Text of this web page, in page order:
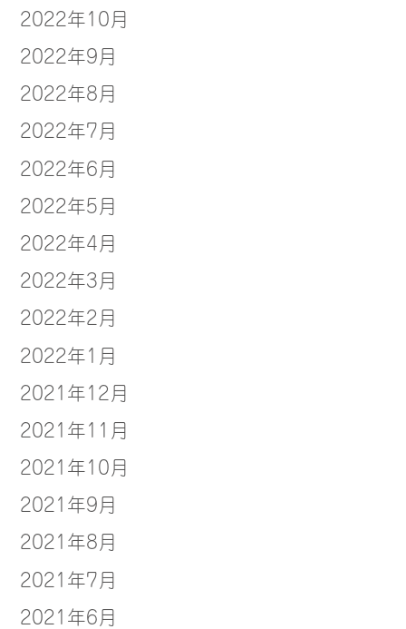
2022年10月
2022年9月
2022年8月
2022年7月
2022年6月
2022年5月
2022年4月
2022年3月
2022年2月
2022年1月
2021年12月
2021年11月
2021年10月
2021年9月
2021年8月
2021年7月
2021年6月